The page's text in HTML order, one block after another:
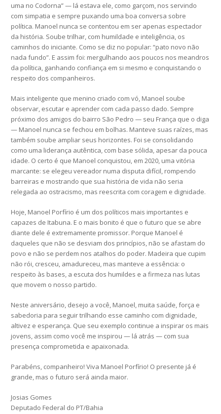
uma no Codorna” — lá estava ele, como garçom, nos servindo
com simpatia e sempre puxando uma boa conversa sobre
política. Manoel nunca se contentou em ser apenas espectador
da história. Soube trilhar, com humildade e inteligência, os
caminhos do iniciante. Como se diz no popular: “pato novo não
nada fundo”. E assim foi: mergulhando aos poucos nos meandros
da política, ganhando confiança em si mesmo e conquistando o
respeito dos companheiros.
Mais inteligente que menino criado com vó, Manoel soube
observar, escutar e aprender com cada passo dado. Sempre
próximo dos amigos do bairro São Pedro — seu França que o diga
— Manoel nunca se fechou em bolhas. Manteve suas raízes, mas
também soube ampliar seus horizontes. Foi se consolidando
como uma liderança autêntica, com base sólida, apesar da pouca
idade. O certo é que Manoel conquistou, em 2020, uma vitória
marcante: se elegeu vereador numa disputa difícil, rompendo
barreiras e mostrando que sua história de vida não seria
relegada ao ostracismo, mas reescrita com coragem e dignidade.
Hoje, Manoel Porfírio é um dos políticos mais importantes e
capazes de Itabuna. E o mais bonito é que o futuro que se abre
diante dele é extremamente promissor. Porque Manoel é
daqueles que não se desviam dos princípios, não se afastam do
povo e não se perdem nos atalhos do poder. Madeira que cupim
não rói, cresceu, amadureceu, mas manteve a essência: o
respeito às bases, a escuta dos humildes e a firmeza nas lutas
que movem o nosso partido.
Neste aniversário, desejo a você, Manoel, muita saúde, força e
sabedoria para seguir trilhando esse caminho com dignidade,
altivez e esperança. Que seu exemplo continue a inspirar os mais
jovens, assim como você me inspirou — lá atrás — com sua
presença comprometida e apaixonada.
Parabéns, companheiro! Viva Manoel Porfírio! O presente já é
grande, mas o futuro será ainda maior.
Josias Gomes
Deputado Federal do PT/Bahia